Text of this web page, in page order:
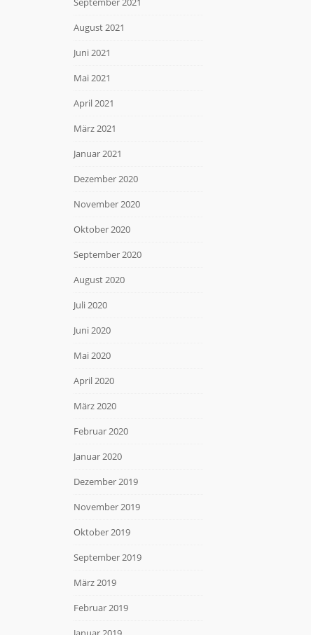
August 2021
Juni 2021
Mai 2021
April 2021
März 2021
Januar 2021
Dezember 2020
November 2020
Oktober 2020
September 2020
August 2020
Juli 2020
Juni 2020
Mai 2020
April 2020
März 2020
Februar 2020
Januar 2020
Dezember 2019
November 2019
Oktober 2019
September 2019
März 2019
Februar 2019